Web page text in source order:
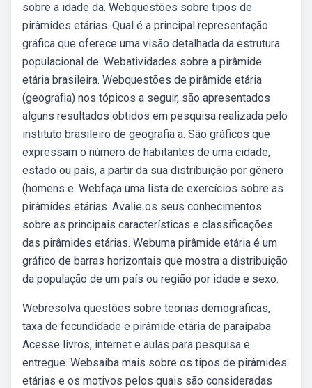
sobre a idade da. Webquestões sobre tipos de
pirâmides etárias. Qual é a principal representação
gráfica que oferece uma visão detalhada da estrutura
populacional de. Webatividades sobre a pirâmide
etária brasileira. Webquestões de pirâmide etária
(geografia) nos tópicos a seguir, são apresentados
alguns resultados obtidos em pesquisa realizada pelo
instituto brasileiro de geografia a. São gráficos que
expressam o número de habitantes de uma cidade,
estado ou país, a partir da sua distribuição por gênero
(homens e. Webfaça uma lista de exercícios sobre as
pirâmides etárias. Avalie os seus conhecimentos
sobre as principais características e classificações
das pirâmides etárias. Webuma pirâmide etária é um
gráfico de barras horizontais que mostra a distribuição
da população de um país ou região por idade e sexo.
Webresolva questões sobre teorias demográficas,
taxa de fecundidade e pirâmide etária de paraipaba.
Acesse livros, internet e aulas para pesquisa e
entregue. Websaiba mais sobre os tipos de pirâmides
etárias e os motivos pelos quais são consideradas